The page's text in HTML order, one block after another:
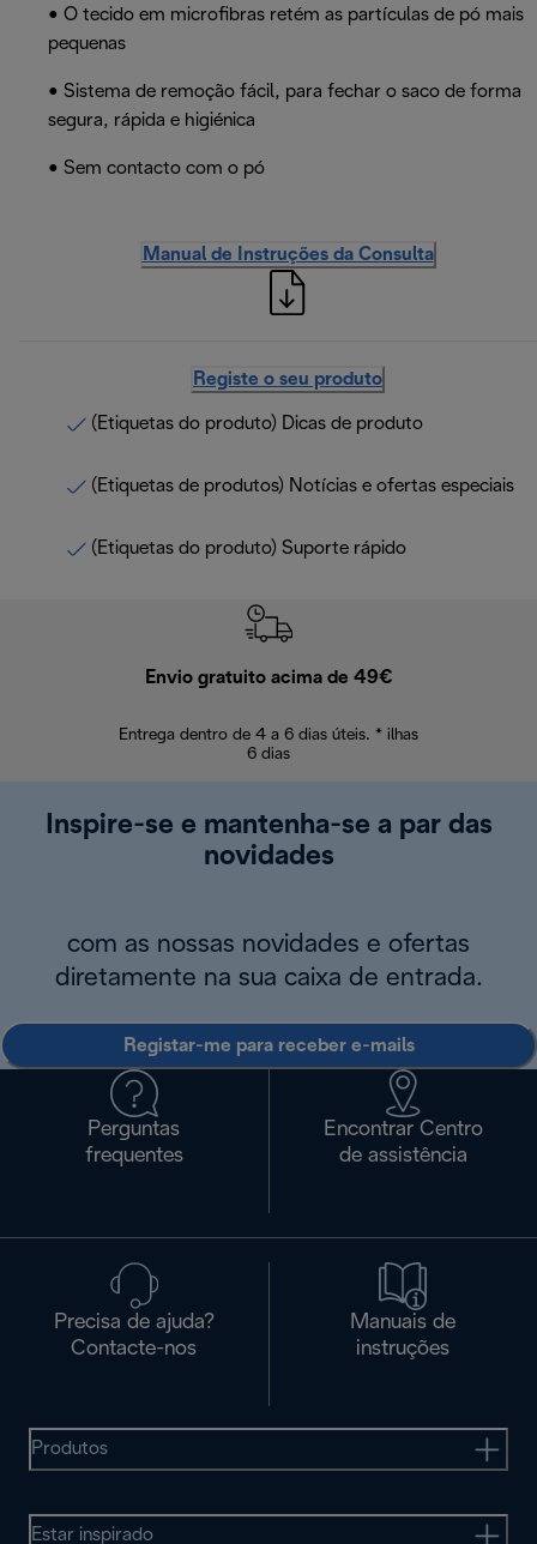
• O tecido em microfibras retém as partículas de pó mais
pequenas
• Sistema de remoção fácil, para fechar o saco de forma
segura, rápida e higiénica
• Sem contacto com o pó
Manual de Instruções da Consulta
Registe o seu produto
(Etiquetas do produto) Dicas de produto
(Etiquetas de produtos) Notícias e ofertas especiais
(Etiquetas do produto) Suporte rápido
Envio gratuito acima de 49€
Entrega dentro de 4 a 6 dias úteis. * ilhas
6 dias
Inspire-se e mantenha-se a par das
novidades
com as nossas novidades e ofertas
diretamente na sua caixa de entrada.
Registar-me para receber e-mails
Perguntas
frequentes
Encontrar Centro
de assistência
Precisa de ajuda?
Contacte-nos
Manuais de
instruções
Produtos
Estar inspirado